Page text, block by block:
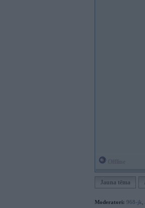
Jauna tēma
Moderatori: 968-jk